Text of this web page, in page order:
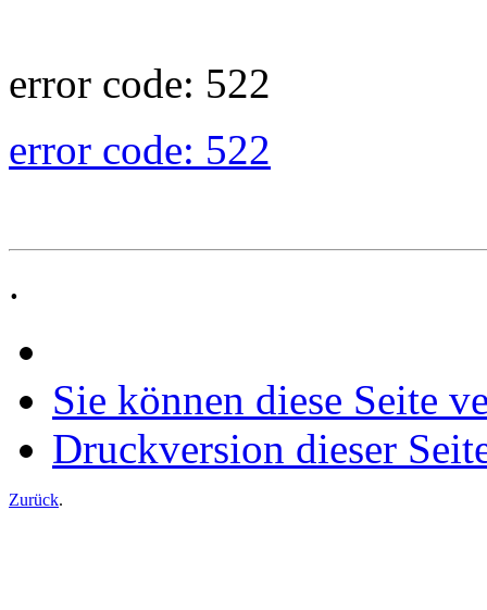
error code: 522
error code: 522
.
Sie können diese Seite
Druckversion dieser
Zurück.